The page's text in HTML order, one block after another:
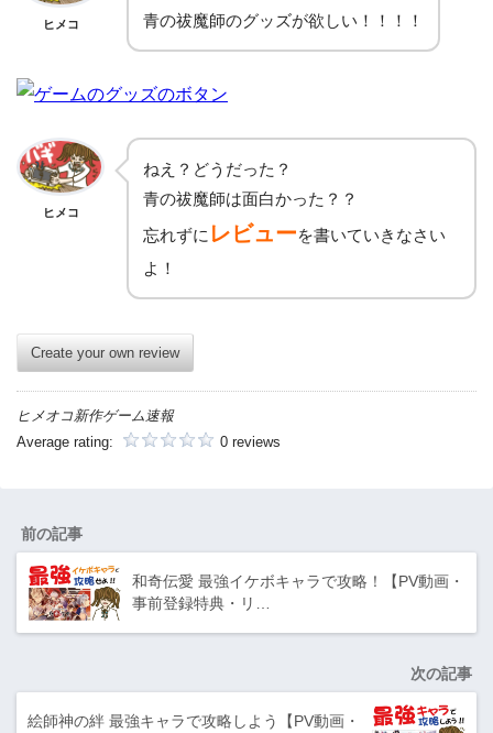
ヒメコ
青の祓魔師のグッズが欲しい！！！！
ヒメコ
ねえ？どうだった？
青の祓魔師は面白かった？？
忘れずに レビューを書いていきなさい
よ！
Create your own review
ヒメオコ新作ゲーム速報
Average rating:
0 reviews
前の記事
和奇伝愛 最強イケボキャラで攻略！【PV動画・
事前登録特典・リ…
次の記事
絵師神の絆 最強キャラで攻略しよう【PV動画・